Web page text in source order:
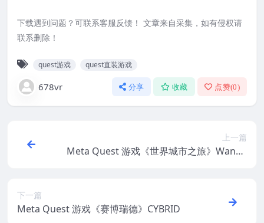
下载遇到问题？可联系客服反馈！ 文章来自采集，如有侵权请
联系删除！
quest游戏 quest直装游戏
678vr 分享 收藏 点赞(0)
上一篇
Meta Quest 游戏《世界城市之旅》Wande
下一篇
Meta Quest 游戏《赛博瑞德》CYBRID